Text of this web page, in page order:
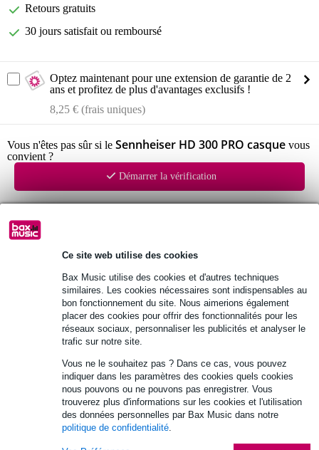
Ce site web utilise des cookies
Bax Music utilise des cookies et d'autres techniques
similaires. Les cookies nécessaires sont indispensables au
bon fonctionnement du site. Nous aimerions également
placer des cookies pour offrir des fonctionnalités pour les
réseaux sociaux, personnaliser les publicités et analyser le
trafic sur notre site.
Vous ne le souhaitez pas ? Dans ce cas, vous pouvez
indiquer dans les paramètres des cookies quels cookies
nous pouvons ou ne pouvons pas enregistrer. Vous
trouverez plus d'informations sur les cookies et l'utilisation
des données personnelles par Bax Music dans notre
politique de confidentialité
Retours gratuits
30 jours satisfait ou remboursé
Optez maintenant pour une extension de garantie de 2
ans et profitez de plus d'avantages exclusifs !
8,25 € (frais uniques)
Vous n'êtes pas sûr si le Sennheiser HD 300 PRO casque vous
convient ?
Démarrer la vérification
Informations
Sennheiser HD 300 PRO
type : circum-aural, fermé
Afficher toutes les caractéristiques du produit